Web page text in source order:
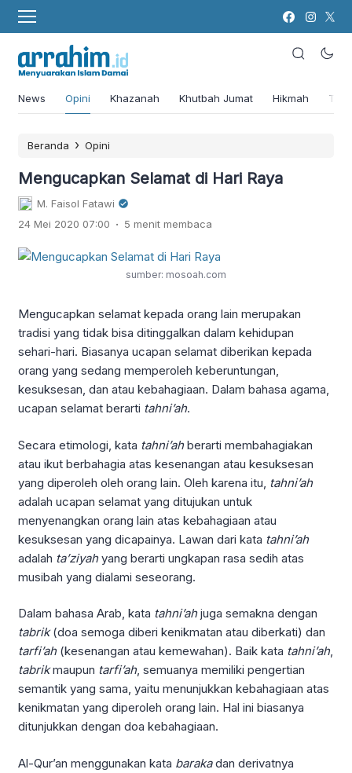
News Opini Khazanah Khutbah Jumat Hikmah
Beranda › Opini
Mengucapkan Selamat di Hari Raya
M. Faisol Fatawi
24 Mei 2020 07:00 . 5 menit membaca
sumber: mosoah.com
Mengucapkan selamat kepada orang lain merupakan
tradisi yang tidak bisa ditinggalkan dalam kehidupan
sehari-hari. Biasanya ucapan selamat diberikan kepada
orang yang sedang memperoleh keberuntungan,
kesuksesan, dan atau kebahagiaan. Dalam bahasa agama,
ucapan selamat berarti tahni’ah.
Secara etimologi, kata tahni’ahberarti membahagiakan
atau ikut berbahagia atas kesenangan atau kesuksesan
yang diperoleh oleh orang lain. Oleh karena itu, tahni’ah
adalah ucapan selamat yang ditujukan untuk
menyenangkan orang lain atas kebahagiaan atau
kesuksesan yang dicapainya. Lawan dari kata tahni’ah
adalah ta’ziyahyang berarti ungkapan rasa sedih atas
musibah yang dialami seseorang.
Dalam bahasa Arab, kata tahni’ahjuga semakna dengan
tabrik(doa semoga diberi kenikmatan atau diberkati) dan
tarfi’ah (kesenangan atau kemewahan). Baik kata tahni’ah,
tabrikmaupun tarfi’ah, semuanya memiliki pengertian
semantik yang sama, yaitu menunjukkan kebahagiaan atas
kenikmatan yang diperoleh orang lain. Hal ini biasanya
ditunjukkan dengan doa kebahagiaan.
Al-Qur’an menggunakan kata barakadan derivatnya